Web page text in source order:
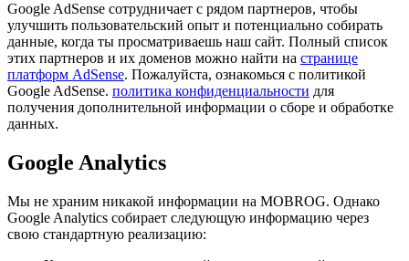
Google AdSense сотрудничает с рядом партнеров, чтобы
улучшить пользовательский опыт и потенциально собирать
данные, когда ты просматриваешь наш сайт. Полный список
этих партнеров и их доменов можно найти на странице
платформ AdSense. Пожалуйста, ознакомься с политикой
Google AdSense. политика конфиденциальности для
получения дополнительной информации о сборе и обработке
данных.
Google Analytics
Мы не храним никакой информации на MOBROG. Однако
Google Analytics собирает следующую информацию через
свою стандартную реализацию: